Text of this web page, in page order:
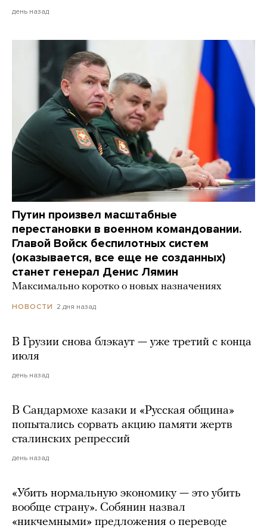
день назад
Путин произвел масштабные
перестановки в военном командовании.
Главой Войск беспилотных систем
(оказывается, все еще не созданных)
станет генерал Денис Лямин
Максимально коротко о новых назначениях
НОВОСТИ 2 дня назад
В Грузии снова блэкаут — уже третий с конца
июля
день назад
В Сандармохе казаки и «Русская община»
попытались сорвать акцию памяти жертв
сталинских репрессий
день назад
«Убить нормальную экономику — это убить
вообще страну». Собянин назвал
«никчемными» предложения о переводе